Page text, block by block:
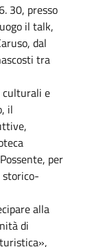
30, presso
il talk,
dal
tra
culturali e
il
per
storico-
alla
di